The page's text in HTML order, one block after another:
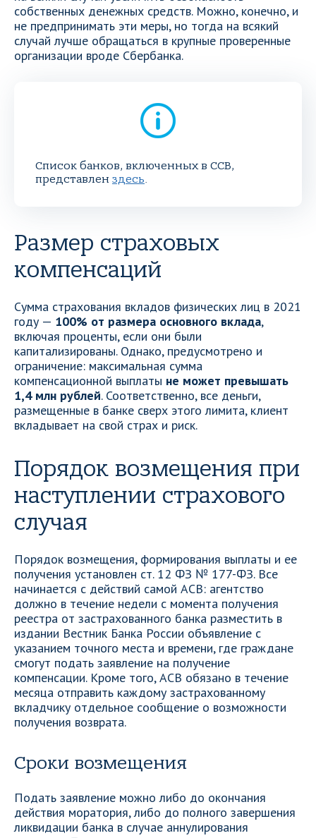
собственных денежных средств. Можно, конечно, и
не предпринимать эти меры, но тогда на всякий
случай лучше обращаться в крупные проверенные
организации вроде Сбербанка.
Список банков, включенных в ССВ,
представлен здесь.
Размер страховых
компенсаций
Сумма страхования вкладов физических лиц в 2021
году — 100% от размера основного вклада,
включая проценты, если они были
капитализированы. Однако, предусмотрено и
ограничение: максимальная сумма
компенсационной выплаты не может превышать
1,4 млн рублей. Соответственно, все деньги,
размещенные в банке сверх этого лимита, клиент
вкладывает на свой страх и риск.
Порядок возмещения при
наступлении страхового
случая
Порядок возмещения, формирования выплаты и ее
получения установлен ст. 12 ФЗ № 177-ФЗ. Все
начинается с действий самой АСВ: агентство
должно в течение недели с момента получения
реестра от застрахованного банка разместить в
издании Вестник Банка России объявление с
указанием точного места и времени, где граждане
смогут подать заявление на получение
компенсации. Кроме того, АСВ обязано в течение
месяца отправить каждому застрахованному
вкладчику отдельное сообщение о возможности
получения возврата.
Сроки возмещения
Подать заявление можно либо до окончания
действия моратория, либо до полного завершения
ликвидации банка в случае аннулирования